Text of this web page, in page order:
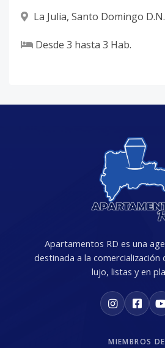
La Julia, Santo Domingo D.N.
Desde 3 hasta 3 Hab.
Apartamentos RD es una
destinada a la
lujo, listas y en
MIEMBROS DE